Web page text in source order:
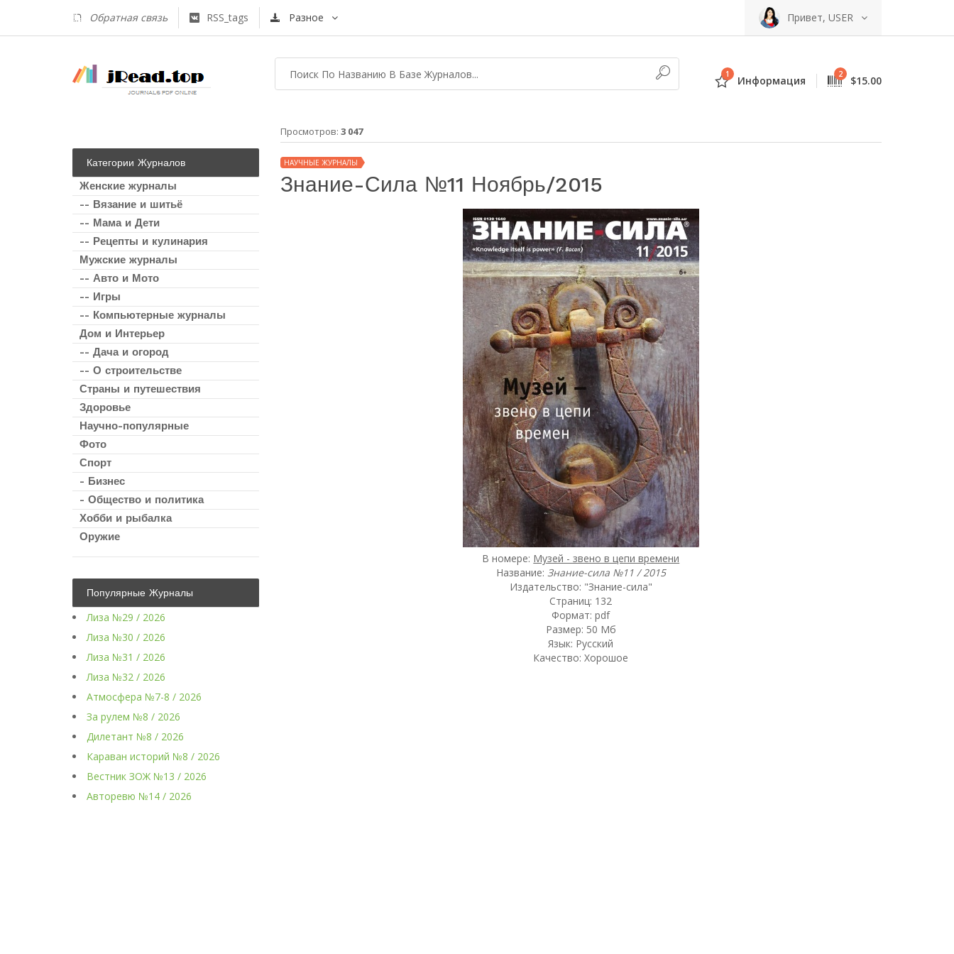
Обратная связь RSS_tags Разное Привет, USER
1 Информация 2 $15.00
Категории Журналов
Женские журналы
-- Вязание и шитьё
-- Мама и Дети
-- Рецепты и кулинария
Мужские журналы
-- Авто и Мото
-- Игры
-- Компьютерные журналы
Дом и Интерьер
-- Дача и огород
-- О строительстве
Страны и путешествия
Здоровье
Научно-популярные
Фото
Спорт
- Бизнес
- Общество и политика
Хобби и рыбалка
Оружие
Популярные Журналы
Лиза №29 / 2026
Лиза №30 / 2026
Лиза №31 / 2026
Лиза №32 / 2026
Атмосфера №7-8 / 2026
За рулем №8 / 2026
Дилетант №8 / 2026
Караван историй №8 / 2026
Вестник ЗОЖ №13 / 2026
Авторевю №14 / 2026
Просмотров: 3 047
НАУЧНЫЕ ЖУРНАЛЫ
Знание-Сила №11 Ноябрь/2015
В номере: Музей - звено в цепи времени
Название: Знание-сила №11 / 2015
Издательство: "Знание-сила"
Страниц: 132
Формат: pdf
Размер: 50 Мб
Язык: Русский
Качество: Хорошое